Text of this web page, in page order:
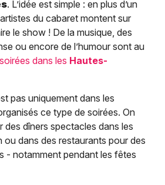
. L’idée est simple : en plus d’un
du cabaret montent sur
le show ! De la musique, des
ou encore de l’humour sont au
soirées dans les Hautes-
pas uniquement dans les
ce type de soirées. On
des dîners spectacles dans les
ou dans des restaurants pour des
- notamment pendant les fêtes